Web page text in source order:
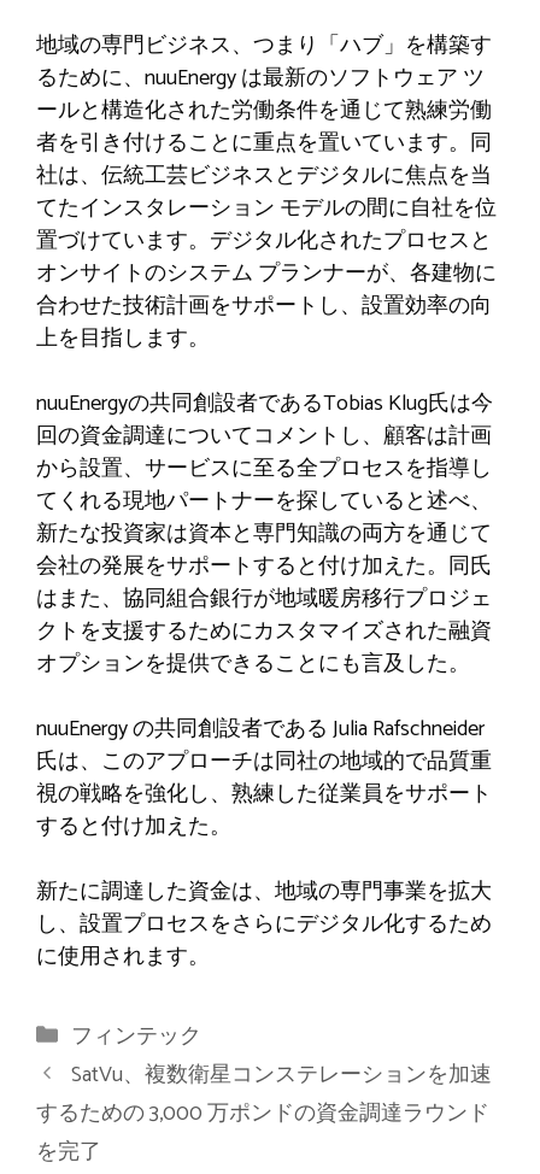
地域の専門ビジネス、つまり「ハブ」を構築す
るために、nuuEnergy は最新のソフトウェア ツ
ールと構造化された労働条件を通じて熟練労働
者を引き付けることに重点を置いています。同
社は、伝統工芸ビジネスとデジタルに焦点を当
てたインスタレーション モデルの間に自社を位
置づけています。デジタル化されたプロセスと
オンサイトのシステム プランナーが、各建物に
合わせた技術計画をサポートし、設置効率の向
上を目指します。
nuuEnergyの共同創設者であるTobias Klug氏は今
回の資金調達についてコメントし、顧客は計画
から設置、サービスに至る全プロセスを指導し
てくれる現地パートナーを探していると述べ、
新たな投資家は資本と専門知識の両方を通じて
会社の発展をサポートすると付け加えた。同氏
はまた、協同組合銀行が地域暖房移行プロジェ
クトを支援するためにカスタマイズされた融資
オプションを提供できることにも言及した。
nuuEnergy の共同創設者である Julia Rafschneider
氏は、このアプローチは同社の地域的で品質重
視の戦略を強化し、熟練した従業員をサポート
すると付け加えた。
新たに調達した資金は、地域の専門事業を拡大
し、設置プロセスをさらにデジタル化するため
に使用されます。
カ
テ
ゴ
リ
ー
フィンテック
SatVu、複数衛星コンステレーションを加速
するための 3,000 万ポンドの資金調達ラウンド
を完了